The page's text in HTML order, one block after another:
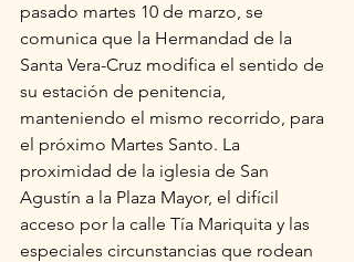
pasado martes 10 de marzo, se
comunica que la Hermandad de la
Santa Vera-Cruz modifica el sentido de
su estación de penitencia,
manteniendo el mismo recorrido, para
el próximo Martes Santo. La
proximidad de la iglesia de San
Agustín a la Plaza Mayor, el difícil
acceso por la calle Tía Mariquita y las
especiales circunstancias que rodean